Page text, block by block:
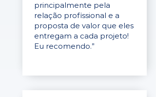
principalmente pela
relação profissional e a
proposta de valor que eles
entregam a cada projeto!
Eu recomendo.”